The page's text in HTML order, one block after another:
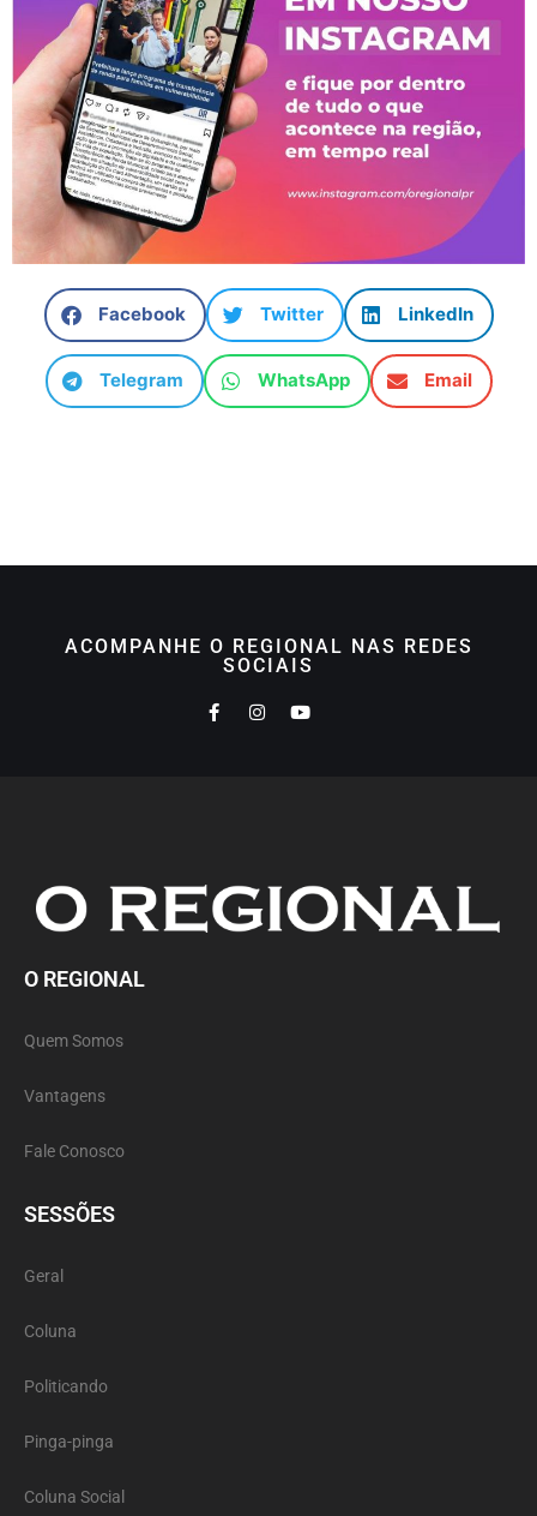
Facebook Twitter LinkedIn
Telegram WhatsApp Email
ACOMPANHE O REGIONAL NAS REDES
SOCIAIS
O REGIONAL
Quem Somos
Vantagens
Fale Conosco
SESSÕES
Geral
Coluna
Politicando
Pinga-pinga
Coluna Social